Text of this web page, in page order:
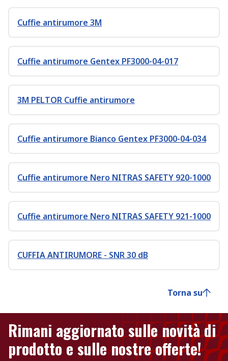
Cuffie antirumore 3M
Cuffie antirumore Gentex PF3000-04-017
3M PELTOR Cuffie antirumore
Cuffie antirumore Bianco Gentex PF3000-04-034
Cuffie antirumore Nero NITRAS SAFETY 920-1000
Cuffie antirumore Nero NITRAS SAFETY 921-1000
CUFFIA ANTIRUMORE - SNR 30 dB
Torna su
Rimani aggiornato sulle novità di
prodotto e sulle nostre offerte!